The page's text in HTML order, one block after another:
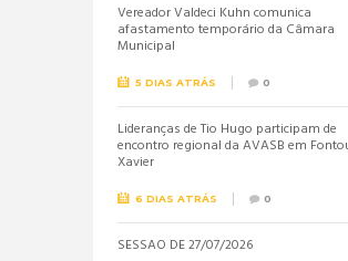
Vereador Valdeci Kuhn comunica
afastamento temporário da Câmara
Municipal
5 DIAS ATRÁS 0
Lideranças de Tio Hugo participam de
encontro regional da AVASB em
Xavier
6 DIAS ATRÁS 0
SESSÃO DE 27/07/2026